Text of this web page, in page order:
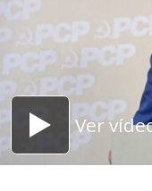
Ver